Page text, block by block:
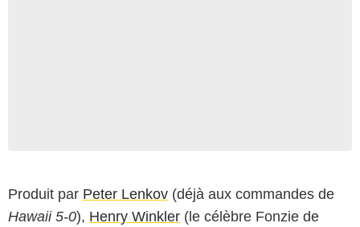
Produit par Peter Lenkov (déjà aux commandes de
Hawaii 5-0), Henry Winkler (le célèbre Fonzie de